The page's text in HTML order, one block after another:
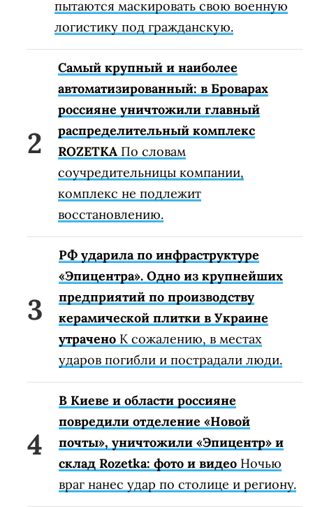
пытаются маскировать свою военную
логистику под гражданскую.
Самый крупный и наиболее
автоматизированный: в Броварах
россияне уничтожили главный
распределительный комплекс
ROZETKA По словам
соучредительницы компании,
комплекс не подлежит
восстановлению.
РФ ударила по инфраструктуре
«Эпицентра». Одно из крупнейших
предприятий по производству
керамической плитки в Украине
утрачено К сожалению, в местах
ударов погибли и пострадали люди.
В Киеве и области россияне
повредили отделение «Новой
почты», уничтожили «Эпицентр» и
склад Rozetka: фото и видео Ночью
враг нанес удар по столице и региону.